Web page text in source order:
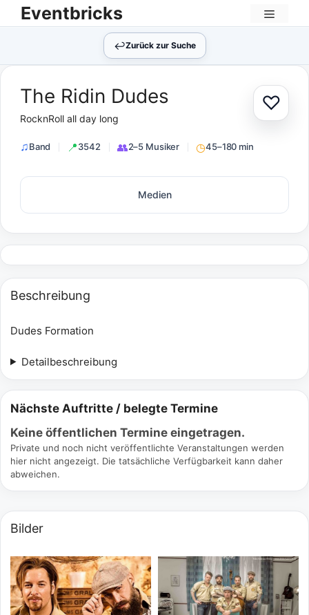
Zum
Inhalt
Eventbricks
Menü
↩︎Zurück zur Suche
♡Zur
The Ridin Dudes
RocknRoll all day long
Band 3542 2–5 Musiker 45–180 min
Medien
Beschreibung
Dudes Formation
Detailbeschreibung
Nächste Auftritte / belegte Termine
Keine öffentlichen Termine eingetragen.
Private und noch nicht veröffentlichte Veranstaltungen werden
hier nicht angezeigt. Die tatsächliche Verfügbarkeit kann daher
abweichen.
Bilder